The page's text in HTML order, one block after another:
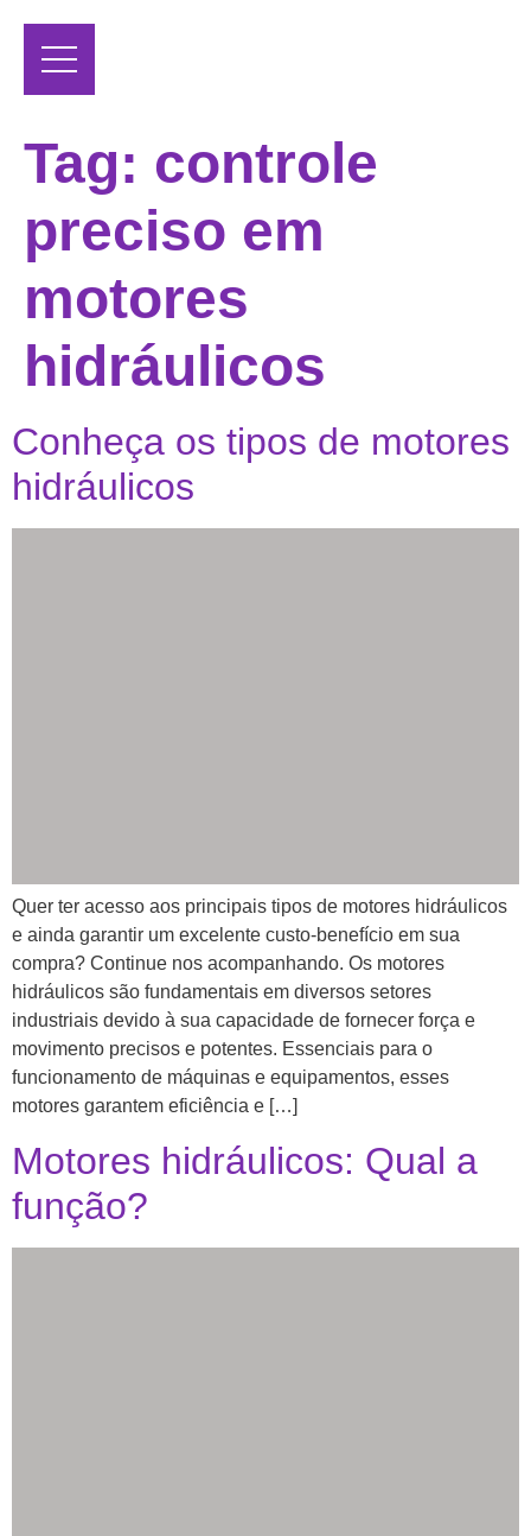
Tag: controle
preciso em
motores
hidráulicos
Conheça os tipos de motores
hidráulicos
Quer ter acesso aos principais tipos de motores hidráulicos
e ainda garantir um excelente custo-benefício em sua
compra? Continue nos acompanhando. Os motores
hidráulicos são fundamentais em diversos setores
industriais devido à sua capacidade de fornecer força e
movimento precisos e potentes. Essenciais para o
funcionamento de máquinas e equipamentos, esses
motores garantem eficiência e […]
Motores hidráulicos: Qual a
função?